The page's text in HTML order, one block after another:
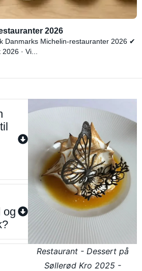
2026
Danmarks Michelin-restauranter 2026 ✔
· Vi...
og
Restaurant - Dessert på
Søllerød Kro 2025 -